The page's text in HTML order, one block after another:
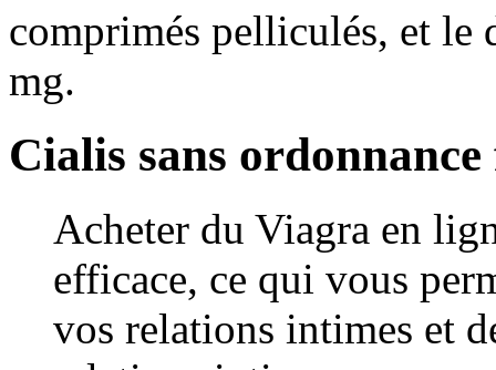
comprimés pelliculés, et le
mg.
Cialis sans
Acheter du Viagra en
efficace, ce qui vous
vos relations intimes et